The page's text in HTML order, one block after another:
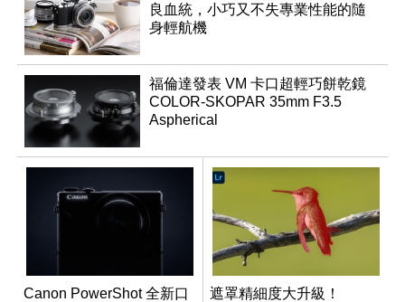
良血統，小巧又不失專業性能的隨
身輕航機
福倫達發表 VM 卡口超輕巧餅乾鏡
COLOR-SKOPAR 35mm F3.5
Aspherical
Canon PowerShot 全新口
遮罩精細度大升級！